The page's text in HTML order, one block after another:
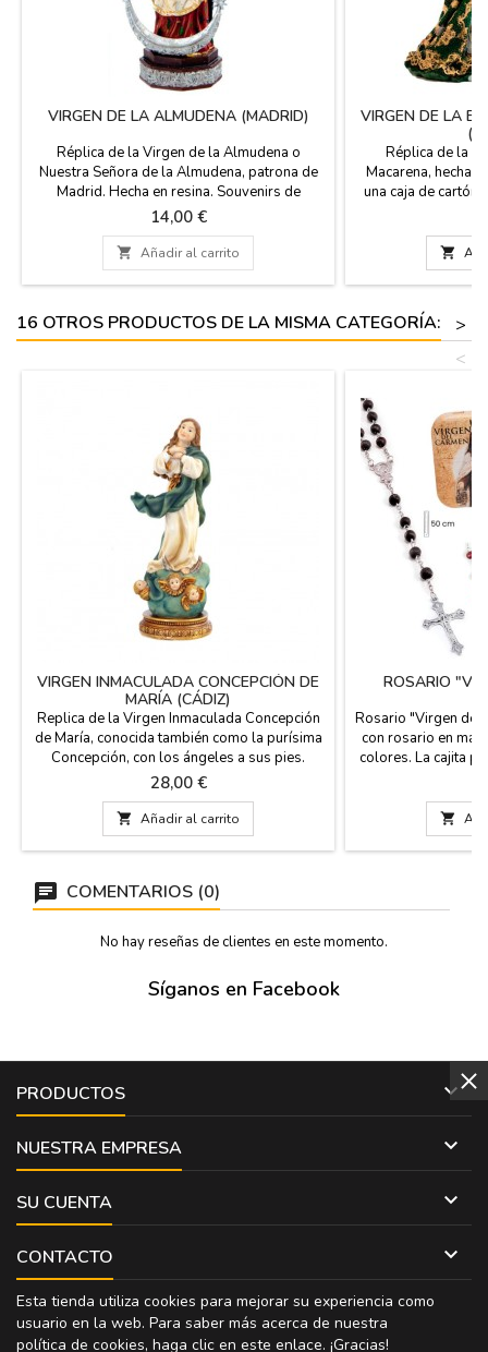
VIRGEN DE LA ALMUDENA (MADRID)
Réplica de la Virgen de la Almudena o
Nuestra Señora de la Almudena, patrona de
Madrid. Hecha en resina. Souvenirs de
España. Medidas: Pequeña: 10 cm alto
Mediana: 15 cm alto
Precio
14,00 €
 Añadir al carrito
VIRGEN DE LA
Réplica de la
Macarena, hecha
una caja de cartón
Medidas:
cartón)

16 OTROS PRODUCTOS DE LA MISMA CATEGORÍA:
>
<
VIRGEN INMACULADA CONCEPCIÓN DE
MARÍA (CÁDIZ)
Replica de la Virgen Inmaculada Concepción
de María, conocida también como la purísima
Concepción, con los ángeles a sus pies.
Celebración el día 8 de Diciembre. Viene en
caja elegante con una breve historia por su
parte trasera. Hecha en España. Medidas: 15
cm x 5 x 5
Precio
28,00 €
 Añadir al carrito
ROSARIO
Rosario "Virgen del
con rosario en
colores. La cajita
breve historia de
del Carmen:
largo. del rosario.

COMENTARIOS (0)
No hay reseñas de clientes en este momento.
Síganos en Facebook
PRODUCTOS 
NUESTRA EMPRESA 
SU CUENTA 
CONTACTO 
Esta tienda utiliza cookies para mejorar su experiencia como
usuario en la web. Para saber más acerca de nuestra
política de cookies, haga clic en este enlace. ¡Gracias!